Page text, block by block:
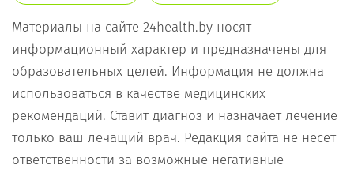
Материалы на сайте 24health.by носят
информационный характер и предназначены для
образовательных целей. Информация не должна
использоваться в качестве медицинских
рекомендаций. Ставит диагноз и назначает лечение
только ваш лечащий врач. Редакция сайта не несет
ответственности за возможные негативные